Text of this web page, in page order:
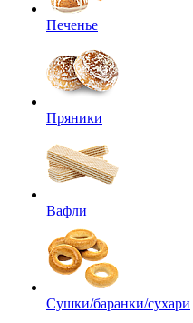
Печенье
Пряники
Вафли
Сушки/баранки/сухари